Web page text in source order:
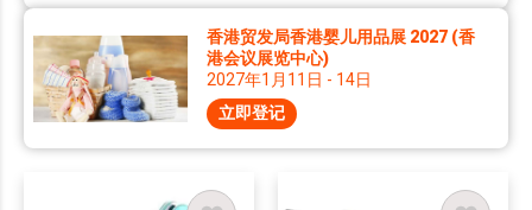
香港贸发局香港婴儿用品展 2027 (香
港会议展览中心)
2027年1月11日 - 14日
立即登记